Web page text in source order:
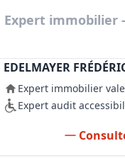
Expert immobilier -
EDELMAYER
Expert immobilier
Expert audit